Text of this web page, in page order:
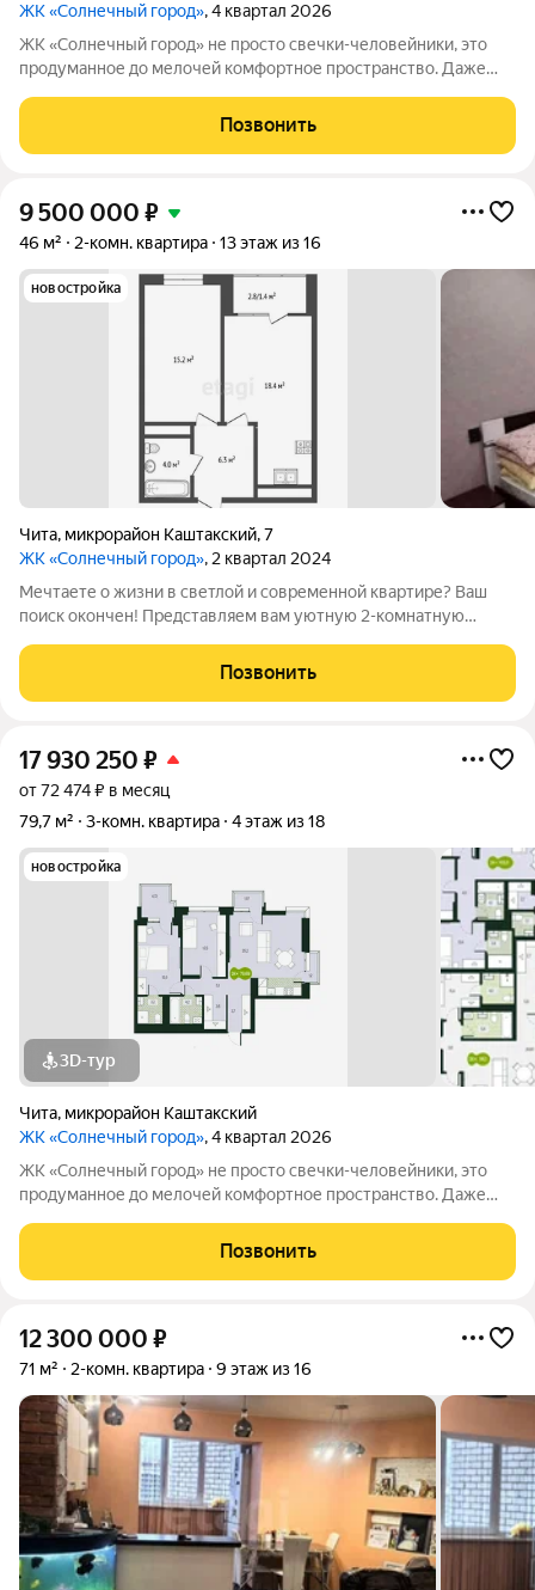
ЖК «Солнечный город», 4 квартал 2026
ЖК «Солнечный город» не просто свечки-человейники, это
продуманное до мелочей комфортное пространство. Даже
решили соблюсти буквально во всём. Природные оттенки
новостроек, точечная
Позвонить
9 500 000 ₽
46 м² 2-комн. квартира 13 этаж из 16
новостройка
Чита, микрорайон Каштакский,7
ЖК «Солнечный город», 2 квартал 2024
Мечтаете о жизни в светлой и современной квартире? Ваш
поиск окончен! Представляем вам уютную 2-комнатную
"Солнечный город". Расположенная на 13 этаже, она подарит
вам прекрасные виды и ощущение простора.
Позвонить
17 930 250 ₽
от 72 474 ₽ в месяц
79,7 м²
3-комн. квартира 4 этаж из 18
новостройка
3D-тур
Чита, микрорайон Каштакский
ЖК «Солнечный город», 4 квартал 2026
ЖК «Солнечный город» не просто свечки-человейники, это
продуманное до мелочей комфортное пространство. Даже
решили соблюсти буквально во всём. Природные оттенки
новостроек, точечная
Позвонить
12 300 000 ₽
71 м² 2-комн. квартира 9 этаж из 16